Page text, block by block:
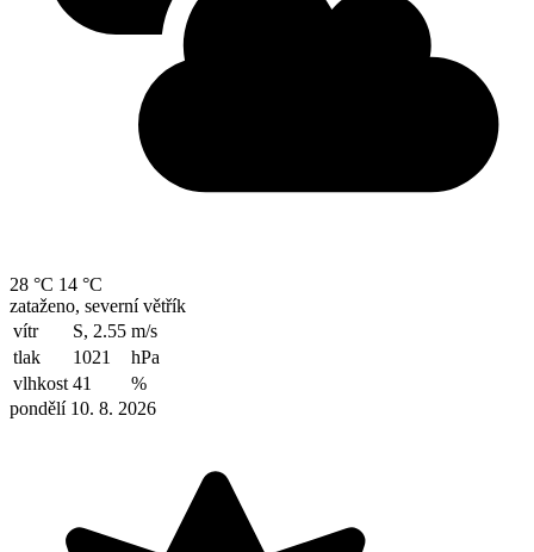
28 °C 14 °C
zataženo, severní větřík
vítr
S, 2.55 m/s
tlak
1021
hPa
vlhkost 41
%
pondělí 10. 8. 2026